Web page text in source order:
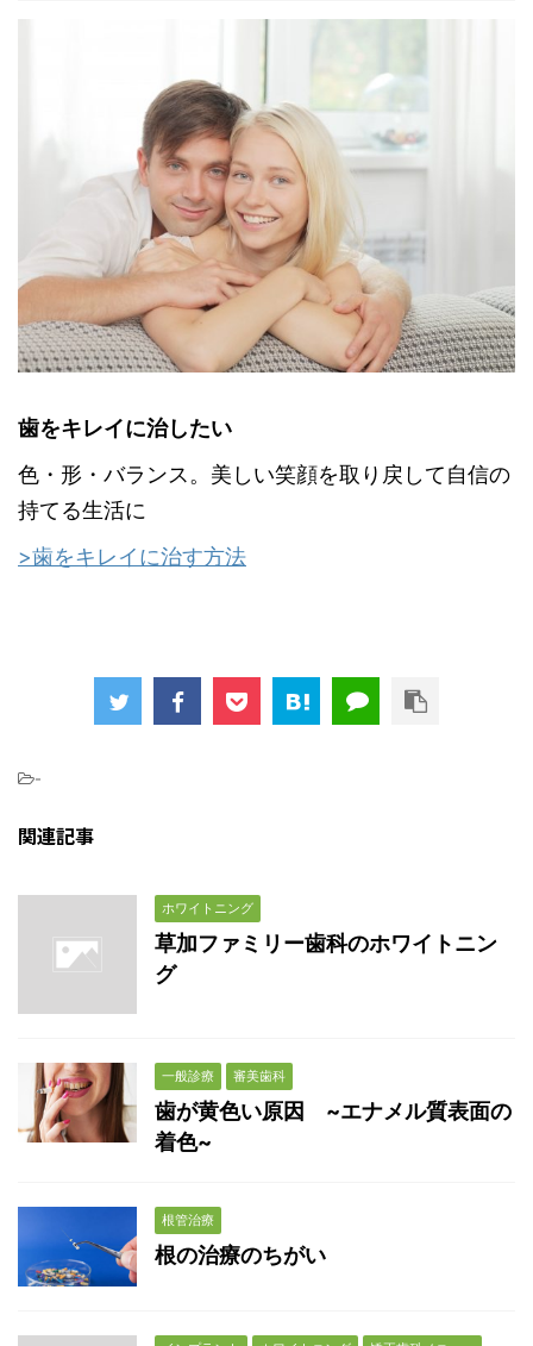
歯をキレイに治したい
色・形・バランス。美しい笑顔を取り戻して自信の
持てる生活に
>歯をキレイに治す方法
-
関連記事
ホワイトニング
草加ファミリー歯科のホワイトニン
グ
一般診療 審美歯科
歯が黄色い原因 ~エナメル質表面の
着色~
根管治療
根の治療のちがい